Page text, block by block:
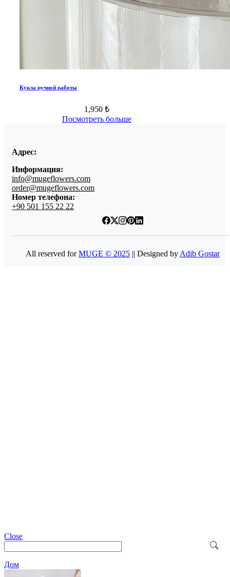
Кукла ручной работы
1,950 ₺
Посмотреть больше
Адрес:
Информация:
info@mugeflowers.com
order@mugeflowers.com
Номер телефона:
+90 501 155 22 22
All reserved forMUGE © 2025 || Designed by Adib Gostar
Close
Дом